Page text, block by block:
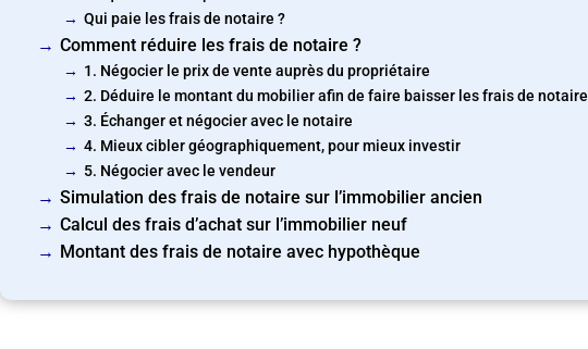
Qui paie les frais de notaire ?
Comment réduire les frais de notaire ?
1. Négocier le prix de vente auprès du propriétaire
2. Déduire le montant du mobilier afin de faire baisser les frais de notaire
3. Échanger et négocier avec le notaire
4. Mieux cibler géographiquement, pour mieux investir
5. Négocier avec le vendeur
Simulation des frais de notaire sur l’immobilier ancien
Calcul des frais d’achat sur l’immobilier neuf
Montant des frais de notaire avec hypothèque